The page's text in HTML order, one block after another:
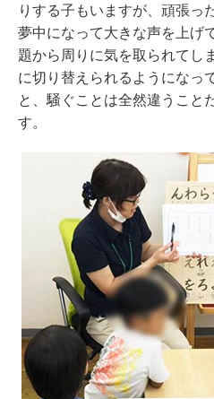
りする子もいますが、頑張っ
夢中になって大きな声を上げ
題から周りに気を取られてし
に切り替えられるようになっ
と、騒ぐことは全然違うこと
す。